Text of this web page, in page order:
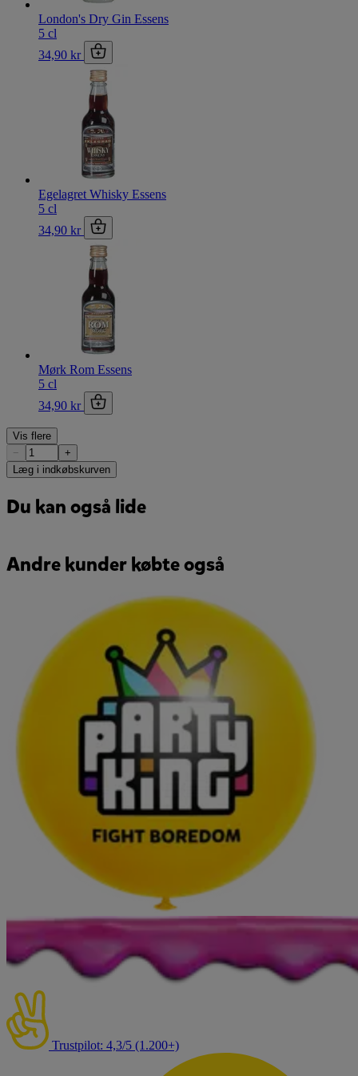
London's Dry Gin Essens
5 cl
34,90 kr
Egelagret Whisky Essens
5 cl
34,90 kr
Mørk Rom Essens
5 cl
34,90 kr
Vis flere
−
+
Læg i indkøbskurven
Du kan også lide
Andre kunder købte også
Trustpilot: 4,3/5 (1.200+)